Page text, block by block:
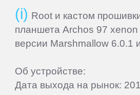
Root и кастом
планшета Archos 97
версии Marshmallow 6.0.1
Об устройстве:
Дата выхода на рынок:
Venso
Veon
Vertex